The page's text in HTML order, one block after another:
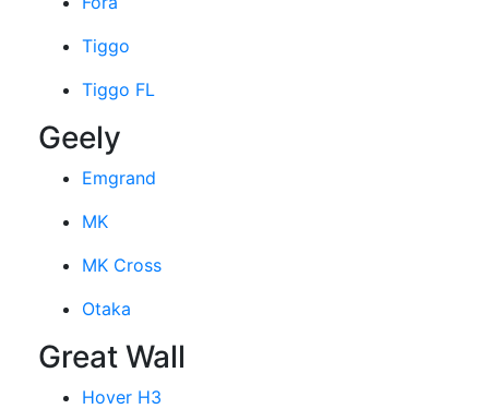
Tiggo
Tiggo FL
Geely
Emgrand
MK
MK Cross
Otaka
Great Wall
Hover H3